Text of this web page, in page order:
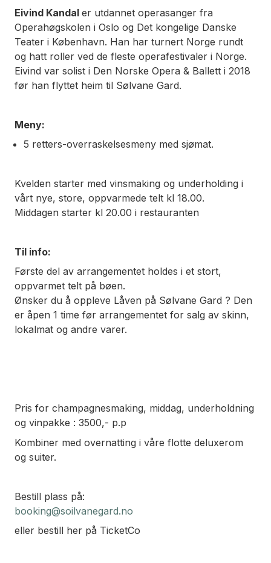
Eivind Kandal er utdannet operasanger fra
Operahøgskolen i Oslo og Det kongelige Danske
Teater i København. Han har turnert Norge rundt
og hatt roller ved de fleste operafestivaler i Norge.
Eivind var solist i Den Norske Opera & Ballett i 2018
før han flyttet heim til Sølvane Gard.
Meny:
5 retters-overraskelsesmeny med sjømat.
Kvelden starter med vinsmaking og underholding i
vårt nye, store, oppvarmede telt kl 18.00.
Middagen starter kl 20.00 i restauranten
Til info:
Første del av arrangementet holdes i et stort,
oppvarmet telt på bøen.
Ønsker du å oppleve Låven på Sølvane Gard ? Den
er åpen 1 time før arrangementet for salg av skinn,
lokalmat og andre varer.
Pris for champagnesmaking, middag, underholdning
og vinpakke : 3500,- p.p
Kombiner med overnatting i våre flotte deluxerom
og suiter.
Bestill plass på:
booking@soilvanegard.no
eller bestill her på TicketCo